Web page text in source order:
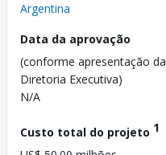
Argentina
Data da aprovação
(conforme apresentação da
Diretoria Executiva)
N/A
Custo total do projeto 1